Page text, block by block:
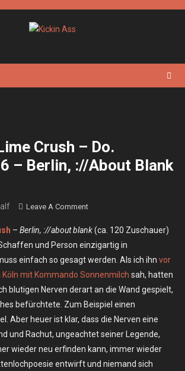
Crush – Do.
– Berlin, ://about Blank
Leave A CommentOn
Sau,
Lime
Crush
–
Do.
02.06.2016
– Berlin, ://about blank(ca. 120 Zuschauer)
und Person einzigartig in
einfach so gesagt werden. Als ich ihn vor
mit Kommando Sonnenmilch sah, hatten
blutigen Nerven derart an die Wand gespielt,
befürchtete. Zum Beispiel einen
Aber heuer ist klar, dass die Nerven eine
und Rachut, ungeachtet seiner Legende,
wieder neu erfinden kann, immer wieder
entwirft und niemand sich